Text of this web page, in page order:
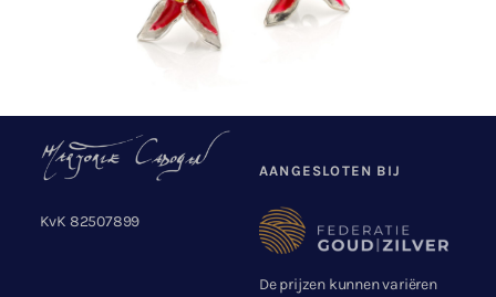
KvK 82507899
AANGESLOTEN BIJ
De prijzen kunnen variëren